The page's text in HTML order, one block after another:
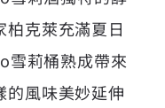
克萊充滿夏日
雪莉桶熟成帶來
的風味美妙延伸